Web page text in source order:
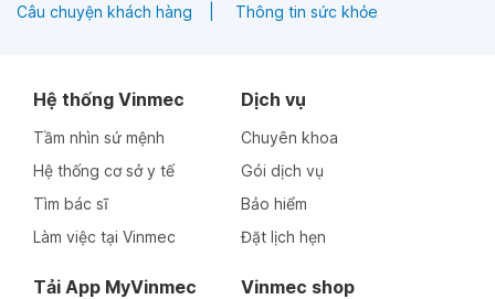
Câu chuyện khách hàng Thông tin sức khỏe
Hệ thống Vinmec
Tầm nhìn sứ mệnh
Hệ thống cơ sở y tế
Tìm bác sĩ
Làm việc tại Vinmec
Dịch vụ
Chuyên khoa
Gói dịch vụ
Bảo hiểm
Đặt lịch hẹn
Tải App MyVinmec Vinmec shop